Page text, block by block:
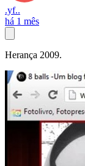
.yf..
há 1 mês
Herança 2009.